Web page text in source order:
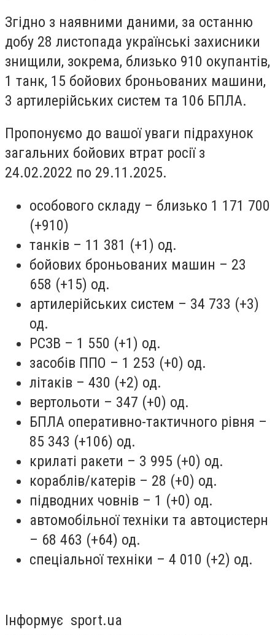
Згідно з наявними даними, за останню
добу 28 листопада українські захисники
знищили, зокрема, близько 910 окупантів,
1 танк, 15 бойових броньованих машини,
3 артилерійських систем та 106 БПЛА.
Пропонуємо до вашої уваги підрахунок
загальних бойових втрат росії з
24.02.2022 по 29.11.2025.
особового складу – близько 1 171 700
(+910)
танків – 11 381 (+1) од.
бойових броньованих машин – 23
658 (+15) од.
артилерійських систем – 34 733 (+3)
од.
РСЗВ – 1 550 (+1) од.
засобів ППО – 1 253 (+0) од.
літаків – 430 (+2) од.
вертольоти – 347 (+0) од.
БПЛА оперативно-тактичного рівня –
85 343 (+106) од.
крилаті ракети – 3 995 (+0) од.
кораблів/катерів – 28 (+0) од.
підводних човнів – 1 (+0) од.
автомобільної техніки та автоцистерн
– 68 463 (+64) од.
спеціальної техніки – 4 010 (+2) од.
Інформує sport.ua